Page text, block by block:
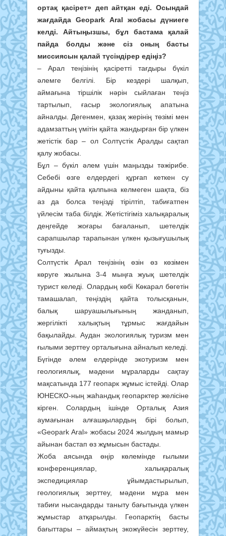
ортақ қасірет» деп айтқан еді. Осындай
жағдайда Geopark Aral жобасы дүниеге
келді. Айтыңызшы, бұл бастама қалай
пайда болды және сіз оның басты
миссиясын қалай түсіндірер едіңіз?
– Арал теңізінің қасіретті тағдыры бүкіл
әлемге белгілі. Бір кездері шалқып,
аймағына тіршілік нәрін сыйлаған теңіз
тартылып, ғасыр экологиялық апатына
айналды. Дегенмен, қазақ жерінің төзімі мен
адамзаттың үмітін қайта жандырған бір үлкен
жетістік бар – ол Солтүстік Аралды сақтап
қалу жобасы.
Бұл – бүкіл әлем үшін маңызды тәжірибе.
Себебі өзге елдердегі құрғап кеткен су
айдыны қайта қалпына келмеген шақта, біз
аз да болса теңізді тірілтіп, табиғатпен
үйлесім таба білдік. Жетістігіміз халықаралық
деңгейде жоғары бағаланып, шетелдік
сарапшылар тарапынан үлкен қызығушылық
туғызды.
Солтүстік Арал теңізінің өзін өз көзімен
көруге жылына 3-4 мыңға жуық шетелдік
турист келеді. Олардың көбі Көкарал бөгетін
тамашалап, теңіздің қайта толысқанын,
балық шаруашылығының жанданып,
жергілікті халықтың тұрмыс жағдайын
бақылайды. Аудан экологиялық туризм мен
ғылыми зерттеу орталығына айналып келеді.
Бүгінде әлем елдерінде экотуризм мен
геологиялық, мәдени мұраларды сақтау
мақсатында 177 геопарк жұмыс істейді. Олар
ЮНЕСКО-ның жаһандық геопарктер желісіне
кірген. Солардың ішінде Орталық Азия
аумағынан алғашқылардың бірі болып,
«Geopark Aral» жобасы 2024 жылдың мамыр
айынан бастап өз жұмысын бастады.
Жоба аясында өңір көлемінде ғылыми
конференциялар, халықаралық
экспедициялар ұйымдастырылып,
геологиялық зерттеу, мәдени мұра мен
табиғи нысандарды таныту бағытында үлкен
жұмыстар атқарылды. Геопарктің басты
бағыттары – аймақтың экожүйесін зерттеу,